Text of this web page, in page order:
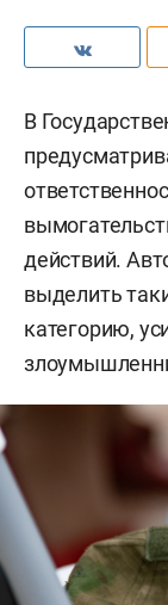
В
действий.
выделить
категорию,